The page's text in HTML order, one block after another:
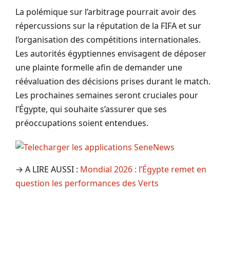
La polémique sur l’arbitrage pourrait avoir des
répercussions sur la réputation de la FIFA et sur
l’organisation des compétitions internationales.
Les autorités égyptiennes envisagent de déposer
une plainte formelle afin de demander une
réévaluation des décisions prises durant le match.
Les prochaines semaines seront cruciales pour
l’Égypte, qui souhaite s’assurer que ses
préoccupations soient entendues.
→ A LIRE AUSSI : Mondial 2026 : l’Égypte remet en
question les performances des Verts